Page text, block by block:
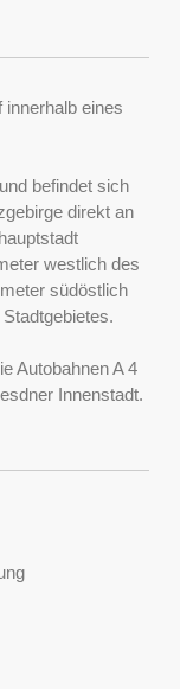
eines
befindet sich
direkt an
westlich des
südöstlich
Autobahnen A 4
Innenstadt.